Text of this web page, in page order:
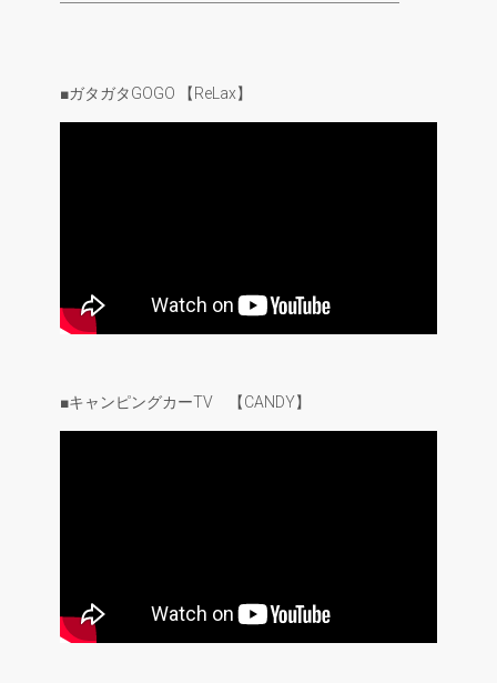
■ガタガタGOGO 【ReLax】
■キャンピングカーTV 【CANDY】